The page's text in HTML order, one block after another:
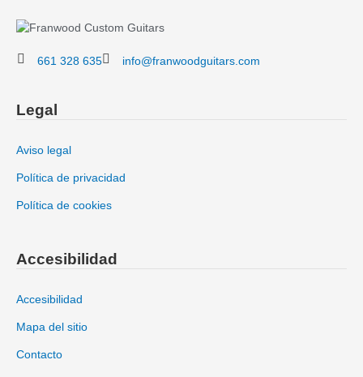
661 328 635 info@franwoodguitars.com
Legal
Aviso legal
Política de privacidad
Política de cookies
Accesibilidad
Accesibilidad
Mapa del sitio
Contacto